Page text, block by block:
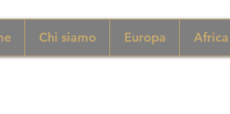
Chi siamo Europa Africa